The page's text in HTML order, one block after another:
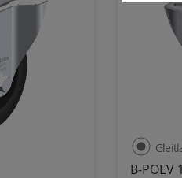
B-POEV